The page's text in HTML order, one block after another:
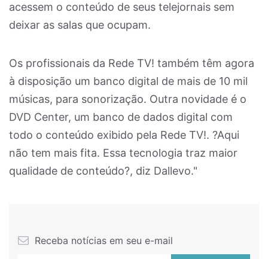
acessem o conteúdo de seus telejornais sem
deixar as salas que ocupam.
Os profissionais da Rede TV! também têm agora
à disposição um banco digital de mais de 10 mil
músicas, para sonorização. Outra novidade é o
DVD Center, um banco de dados digital com
todo o conteúdo exibido pela Rede TV!. ?Aqui
não tem mais fita. Essa tecnologia traz maior
qualidade de conteúdo?, diz Dallevo."
Receba notícias em seu e-mail